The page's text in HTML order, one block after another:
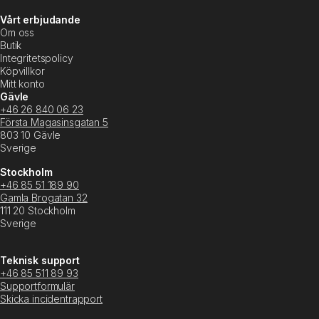
Vårt erbjudande
Om oss
Butik
Integritetspolicy
Köpvillkor
Mitt konto
Gävle
+46 26 840 06 23
Första Magasinsgatan 5
803 10 Gävle
Sverige
Stockholm
+46 85 51 189 90
Gamla Brogatan 32
111 20 Stockholm
Sverige
Teknisk support
+46 85 511 89 93
Supportformulär
Skicka incidentrapport